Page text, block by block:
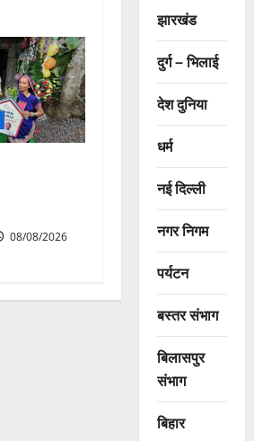
08/08/2026
झारखंड
दुर्ग – भिलाई
देश दुनिया
धर्म
नई दिल्ली
नगर निगम
पर्यटन
बस्तर संभाग
बिलासपुर
संभाग
बिहार